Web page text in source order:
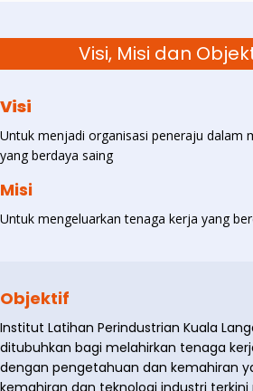
Visi, Misi dan
Visi
Untuk menjadi organisasi peneraju dalam
yang berdaya saing
Misi
Untuk mengeluarkan tenaga kerja yang
Objektif
Institut Latihan Perindustrian Kuala
ditubuhkan bagi melahirkan tenaga
dengan pengetahuan dan kemahiran